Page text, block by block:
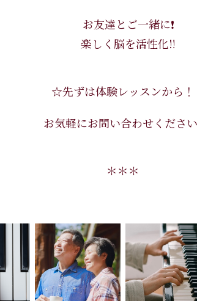
お友達とご一緒に❗️
楽しく脳を活性化‼️
☆先ずは体験レッスンから！
お気軽にお問い合わせくださ
＊＊＊